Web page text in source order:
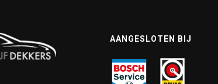
AANGESLOTEN BIJ